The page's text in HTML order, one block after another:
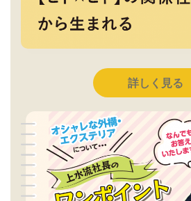
詳しく見る